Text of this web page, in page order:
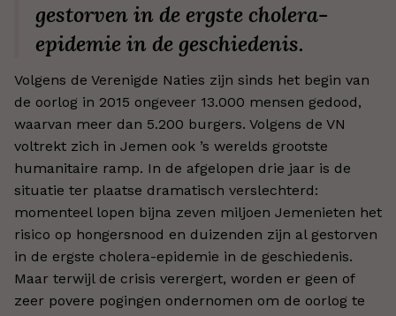
gestorven in de ergste cholera-
epidemie in de geschiedenis.
Volgens de Verenigde Naties zijn sinds het begin van
de oorlog in 2015 ongeveer 13.000 mensen gedood,
waarvan meer dan 5.200 burgers. Volgens de VN
voltrekt zich in Jemen ook ’s werelds grootste
humanitaire ramp. In de afgelopen drie jaar is de
situatie ter plaatse dramatisch verslechterd:
momenteel lopen bijna zeven miljoen Jemenieten het
risico op hongersnood en duizenden zijn al gestorven
in de ergste cholera-epidemie in de geschiedenis.
Maar terwijl de crisis verergert, worden er geen of
zeer povere pogingen ondernomen om de oorlog te